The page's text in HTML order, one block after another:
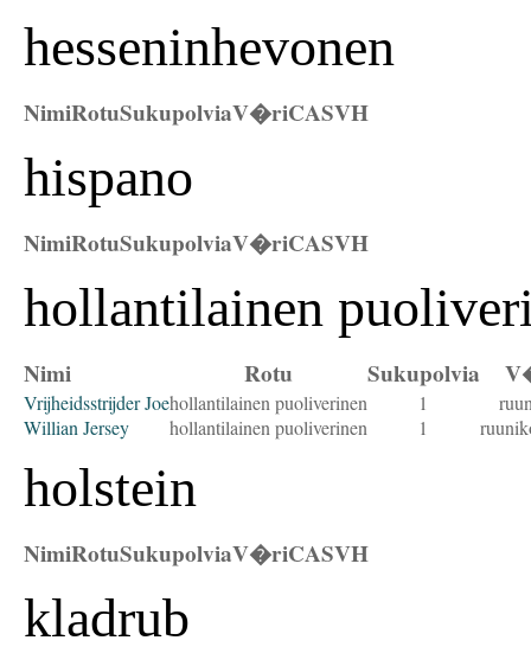
hesseninhevonen
NimiRotuSukupolviaV�riCASVH
hispano
NimiRotuSukupolviaV�riCASVH
hollantilainen
Nimi Rotu Sukupolvia
Vrijheidsstrijder Joehollantilainen puoliverinen 1
Willian Jersey
hollantilainen puoliverinen 1
holstein
NimiRotuSukupolviaV�riCASVH
kladrub